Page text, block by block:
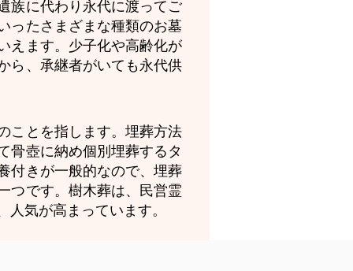
族に代わり永代に渡ってご
ったさまざまな種類のお墓
えます。少子化や高齢化が
ら、承継者がいても永代供
ことを指します。埋葬方法
骨壺に納め個別埋葬するタ
付きが一般的なので、埋葬
つです。樹木葬は、民営霊
気が高まっています。